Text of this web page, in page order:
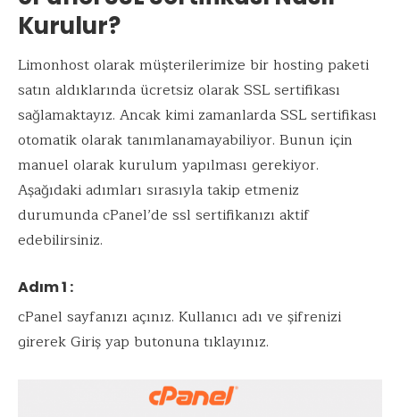
Kurulur?
Limonhost olarak müşterilerimize bir hosting paketi
satın aldıklarında ücretsiz olarak SSL sertifikası
sağlamaktayız. Ancak kimi zamanlarda SSL sertifikası
otomatik olarak tanımlanamayabiliyor. Bunun için
manuel olarak kurulum yapılması gerekiyor.
Aşağıdaki adımları sırasıyla takip etmeniz
durumunda cPanel’de ssl sertifikanızı aktif
edebilirsiniz.
Adım 1 :
cPanel sayfanızı açınız. Kullanıcı adı ve şifrenizi
girerek Giriş yap butonuna tıklayınız.